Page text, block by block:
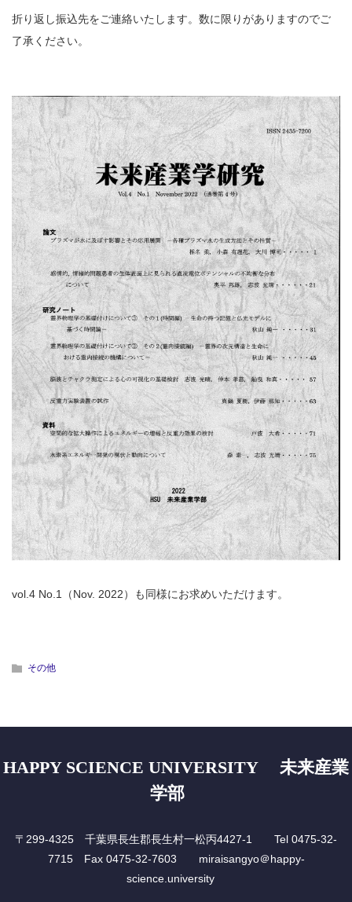
折り返し振込先をご連絡いたします。数に限りがありますのでご
了承ください。
vol.4 No.1（Nov. 2022）も同様にお求めいただけます。
その他
HAPPY SCIENCE UNIVERSITY 未来産業
学部
〒299-4325 千葉県長生郡長生村一松丙4427-1 Tel 0475-32-
7715 Fax 0475-32-7603 miraisangyo＠happy-
science.university